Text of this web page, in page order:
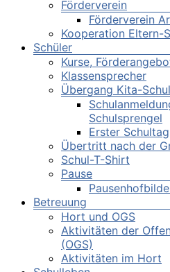
Förderverein
Förderverein
Kooperation Eltern-
Schüler
Kurse,
Klassensprecher
Übergang Kita-
Schulsprengel
Erster Schultag
Übertritt nach der
Schul-T-Shirt
Pause
Betreuung
Hort und OGS
Aktivitäten der
(OGS)
Aktivitäten im Hort